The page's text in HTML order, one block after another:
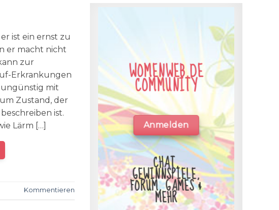
ist ein ernst zu
er macht nicht
zur
Erkrankungen
mit
Zustand, der
ist.
Lärm […]
Kommentieren
WOMENWEB.DE
COMMUNITY
Anmelden
CHAT,
GEWINNSPIELE,
FORUM, GAMES &
MEHR